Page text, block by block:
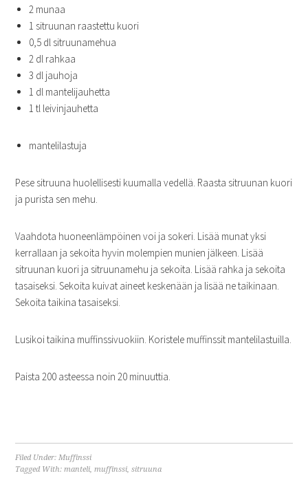
2 munaa
1 sitruunan raastettu kuori
0,5 dl sitruunamehua
2 dl rahkaa
3 dl jauhoja
1 dl mantelijauhetta
1 tl leivinjauhetta
mantelilastuja
Pese sitruuna huolellisesti kuumalla vedellä. Raasta sitruunan kuori
ja purista sen mehu.
Vaahdota huoneenlämpöinen voi ja sokeri. Lisää munat yksi
kerrallaan ja sekoita hyvin molempien munien jälkeen. Lisää
sitruunan kuori ja sitruunamehu ja sekoita. Lisää rahka ja sekoita
tasaiseksi. Sekoita kuivat aineet keskenään ja lisää ne taikinaan.
Sekoita taikina tasaiseksi.
Lusikoi taikina muffinssivuokiin. Koristele muffinssit mantelilastuilla.
Paista 200 asteessa noin 20 minuuttia.
Filed Under:Muffinssi
Tagged With:manteli,muffinssi,sitruuna